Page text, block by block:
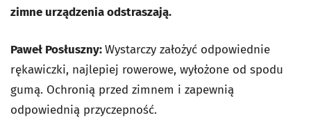
zimne urządzenia odstraszają.
Paweł Posłuszny:Wystarczy założyć odpowiednie
rękawiczki, najlepiej rowerowe, wyłożone od spodu
gumą. Ochronią przed zimnem i zapewnią
odpowiednią przyczepność.